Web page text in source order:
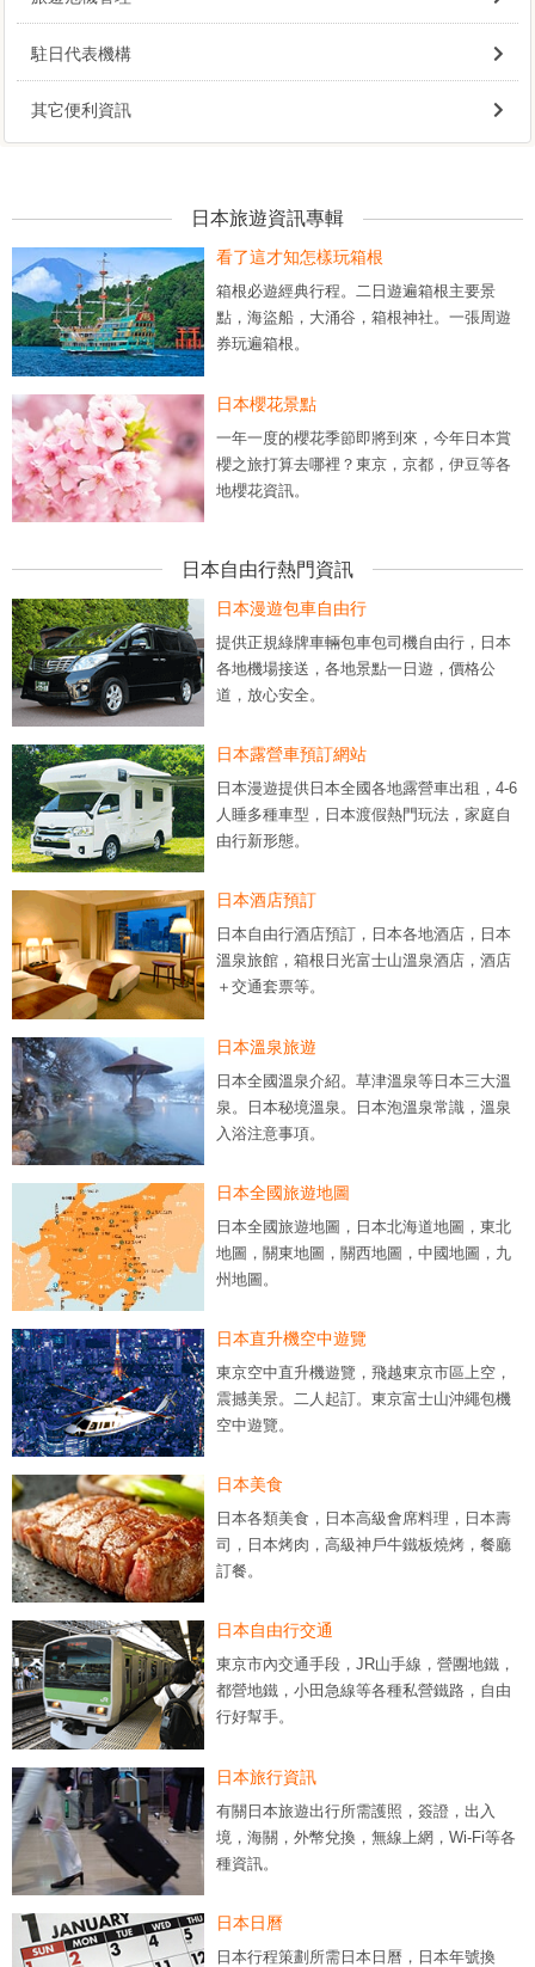
駐日代表機構
其它便利資訊
日本旅遊資訊專輯
看了這才知怎樣玩箱根
箱根必遊經典行程。二日遊遍箱根主要景
點，海盜船，大涌谷，箱根神社。一張周遊
券玩遍箱根。
日本櫻花景點
一年一度的櫻花季節即將到來，今年日本賞
櫻之旅打算去哪裡？東京，京都，伊豆等各
地櫻花資訊。
日本自由行熱門資訊
日本漫遊包車自由行
提供正規綠牌車輛包車包司機自由行，日本
各地機場接送，各地景點一日遊，價格公
道，放心安全。
日本露營車預訂網站
日本漫遊提供日本全國各地露營車出租，4-6
人睡多種車型，日本渡假熱門玩法，家庭自
由行新形態。
日本酒店預訂
日本自由行酒店預訂，日本各地酒店，日本
溫泉旅館，箱根日光富士山溫泉酒店，酒店
＋交通套票等。
日本溫泉旅遊
日本全國溫泉介紹。草津溫泉等日本三大溫
泉。日本秘境溫泉。日本泡溫泉常識，溫泉
入浴注意事項。
日本全國旅遊地圖
日本全國旅遊地圖，日本北海道地圖，東北
地圖，關東地圖，關西地圖，中國地圖，九
州地圖。
日本直升機空中遊覽
東京空中直升機遊覽，飛越東京市區上空，
震撼美景。二人起訂。東京富士山沖繩包機
空中遊覽。
日本美食
日本各類美食，日本高級會席料理，日本壽
司，日本烤肉，高級神戶牛鐵板燒烤，餐廳
訂餐。
日本自由行交通
東京市內交通手段，JR山手線，營團地鐵，
都營地鐵，小田急線等各種私營鐵路，自由
行好幫手。
日本旅行資訊
有關日本旅遊出行所需護照，簽證，出入
境，海關，外幣兌換，無線上網，Wi-Fi等各
種資訊。
日本日曆
日本行程策劃所需日本日曆，日本年號換